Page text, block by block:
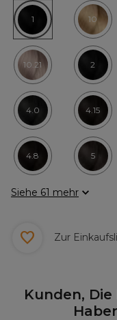
1 10
10.21 2
4.0 4.15
4.8 5
Siehe 61 mehr
Zur
Kunden,